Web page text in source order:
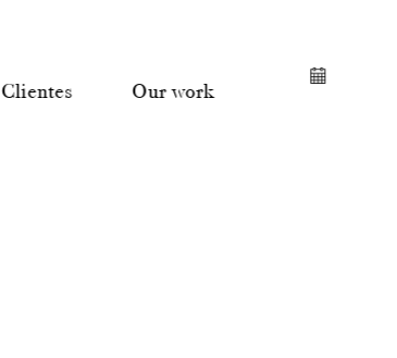
Clientes Our work